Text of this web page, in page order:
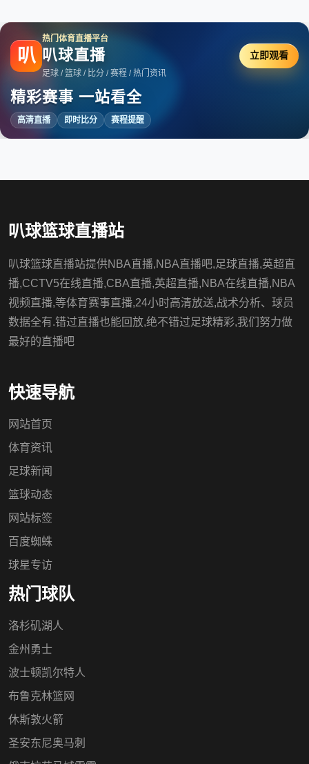
叭
热门体育直播平台
叭球直播
足球 / 篮球 / 比分 / 赛程 / 热门资讯
精彩赛事 一站看全
高清直播 即时比分 赛程提醒
立即观看
叭球篮球直播站
叭球篮球直播站提供NBA直播,NBA直播吧,足球直播,英超直
播,CCTV5在线直播,CBA直播,英超直播,NBA在线直播,NBA
视频直播,等体育赛事直播,24小时高清放送,战术分析、球员
数据全有.错过直播也能回放,绝不错过足球精彩,我们努力做
最好的直播吧
快速导航
网站首页
体育资讯
足球新闻
篮球动态
网站标签
百度蜘蛛
球星专访
热门球队
洛杉矶湖人
金州勇士
波士顿凯尔特人
布鲁克林篮网
休斯敦火箭
圣安东尼奥马刺